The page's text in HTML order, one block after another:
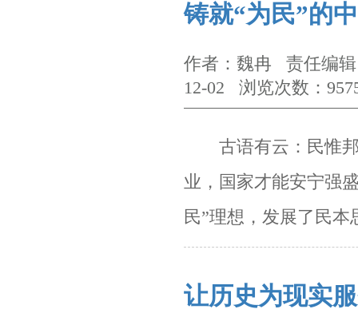
铸就“为民”的
作者：魏冉 责任编
12-02 浏览次数：
古语有云：民惟邦
业，国家才能安宁强
民”理想，发展了民
让历史为现实